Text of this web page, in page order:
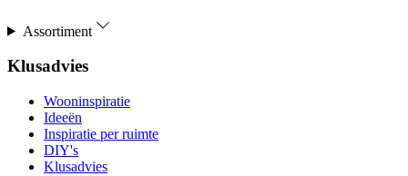
Assortiment
Klusadvies
Wooninspiratie
Ideeën
Inspiratie per ruimte
DIY's
Klusadvies